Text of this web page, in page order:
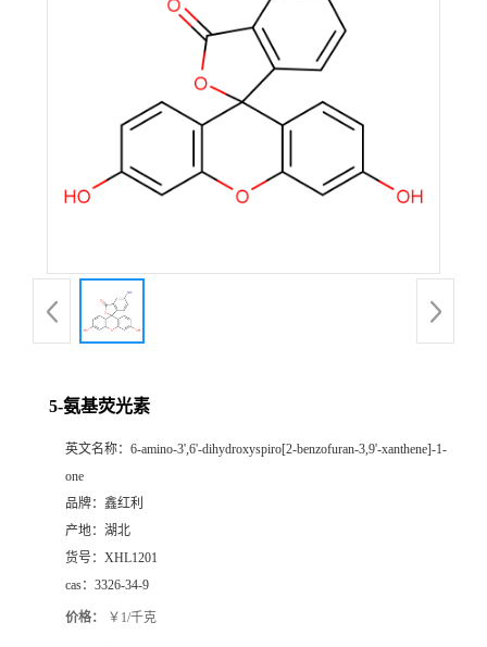
5-氨基荧光素
英文名称： 6-amino-3',6'-dihydroxyspiro[2-benzofuran-3,9'-xanthene]-1-
one
品牌： 鑫红利
产地： 湖北
货号： XHL1201
cas： 3326-34-9
价格： ￥1/千克